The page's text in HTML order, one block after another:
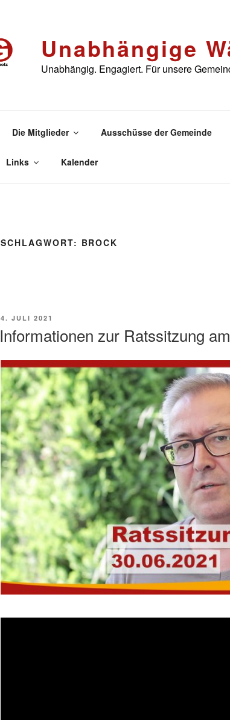
Unabhängige
Unabhängig. Engagiert. Für unsere
Die Mitglieder Ausschüsse der Gemeinde
Links Kalender
SCHLAGWORT: BROCK
VERÖFFENTLICHT
4. JULI 2021
Informationen zur Ratssitzung